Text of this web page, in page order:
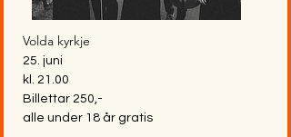
Volda kyrkje
25. juni
kl. 21.00
Billettar 250,-
alle under 18 år gratis